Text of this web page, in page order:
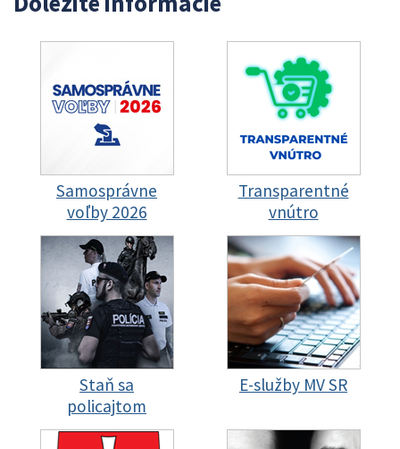
Samosprávne
voľby 2026
Transparentné
vnútro
Staň sa
policajtom
E-služby MV SR